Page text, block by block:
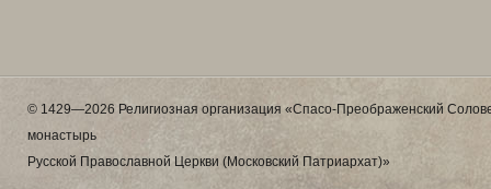
© 1429—2026 Религиозная организация «Спасо-Преображенский
монастырь
Русской Православной Церкви (Московский Патриархат)»